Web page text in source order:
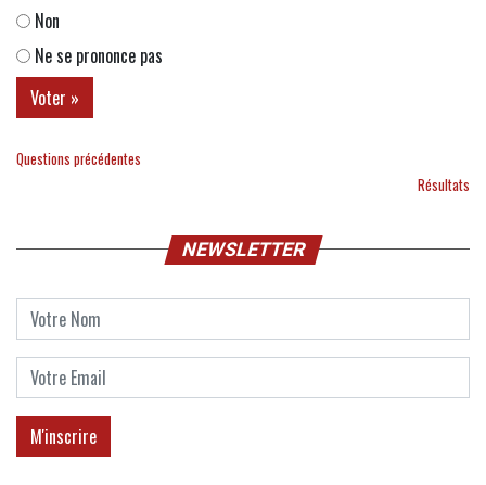
Non
Ne se prononce pas
Questions précédentes
Résultats
NEWSLETTER